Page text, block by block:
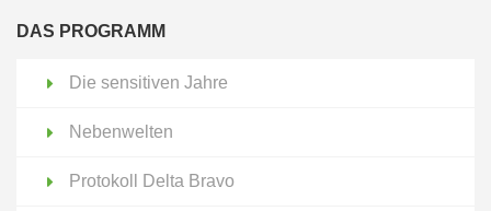
DAS PROGRAMM
Die sensitiven Jahre
Nebenwelten
Protokoll Delta Bravo